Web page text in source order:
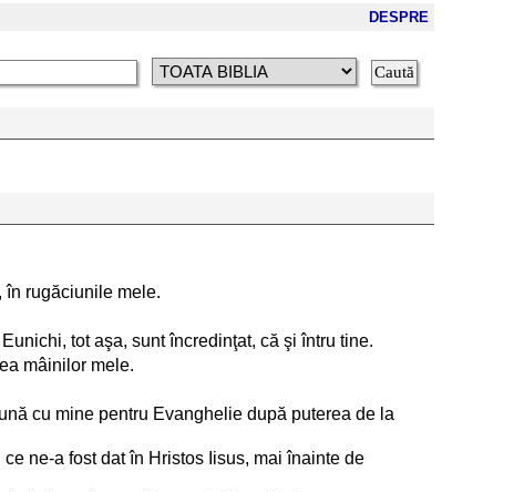
DESPRE
în rugăciunile mele.
tot aşa, sunt încredinţat, că şi întru tine.
mâinilor mele.
cu mine pentru Evanghelie după puterea de la
ne-a fost dat în Hristos Iisus, mai înainte de